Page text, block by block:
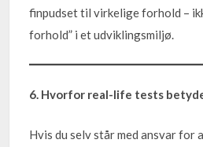
finpudset til virkelige forhold –
forhold” i et udviklingsmiljø.
6. Hvorfor real-life tests
Hvis du selv står med ansvar for